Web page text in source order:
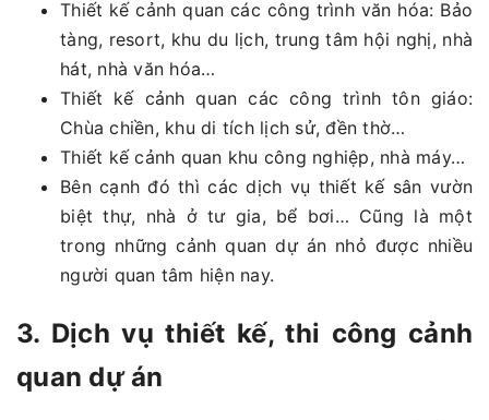
Thiết kế cảnh quan các công trình văn hóa: Bảo
tàng, resort, khu du lịch, trung tâm hội nghị, nhà
hát, nhà văn hóa…
Thiết kế cảnh quan các công trình tôn giáo:
Chùa chiền, khu di tích lịch sử, đền thờ…
Thiết kế cảnh quan khu công nghiệp, nhà máy…
Bên cạnh đó thì các dịch vụ thiết kế sân vườn
biệt thự, nhà ở tư gia, bể bơi… Cũng là một
trong những cảnh quan dự án nhỏ được nhiều
người quan tâm hiện nay.
3. Dịch vụ thiết kế, thi công cảnh
quan dự án